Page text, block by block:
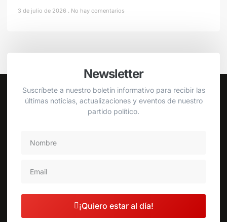
3 de julio de 2026 No hay comentarios
Newsletter
Suscríbete a nuestro boletín informativo para recibir las
últimas noticias, actualizaciones y eventos de nuestro
partido político.
¡Quiero estar al día!